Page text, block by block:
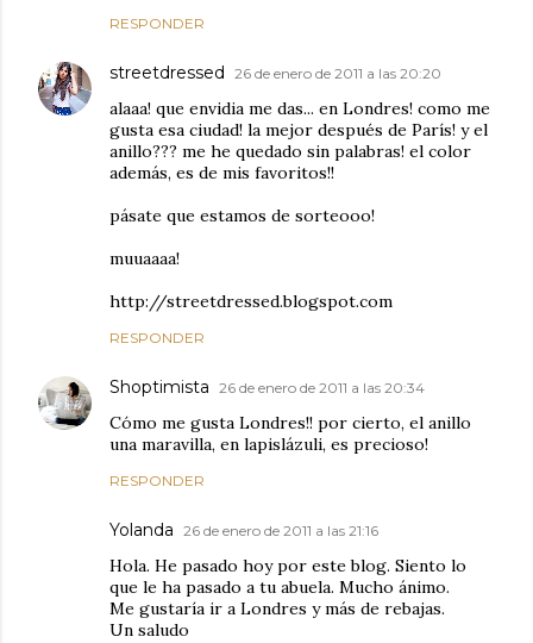
RESPONDER
streetdressed 26 de enero de 2011 a las 20:20
alaaa! que envidia me das... en Londres! como me
gusta esa ciudad! la mejor después de París! y el
anillo??? me he quedado sin palabras! el color
además, es de mis favoritos!!
pásate que estamos de sorteooo!
muuaaaa!
http://streetdressed.blogspot.com
RESPONDER
Shoptimista 26 de enero de 2011 a las 20:34
Cómo me gusta Londres!! por cierto, el anillo
una maravilla, en lapislázuli, es precioso!
RESPONDER
Yolanda 26 de enero de 2011 a las 21:16
Hola. He pasado hoy por este blog. Siento lo
que le ha pasado a tu abuela. Mucho ánimo.
Me gustaría ir a Londres y más de rebajas.
Un saludo